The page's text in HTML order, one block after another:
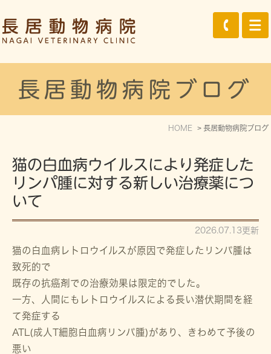
長居動物病院ブログ
HOME 長居動物病院ブログ
猫の白血病ウイルスにより発症した
リンパ腫に対する新しい治療薬につ
いて
2026.07.13更新
猫の白血病レトロウイルスが原因で発症したリンパ腫は
致死的で
既存の抗癌剤での治療効果は限定的でした。
一方、人間にもレトロウイルスによる長い潜伏期間を経
て発症する
ATL(成人T細胞白血病リンパ腫)があり、きわめて予後の
悪い